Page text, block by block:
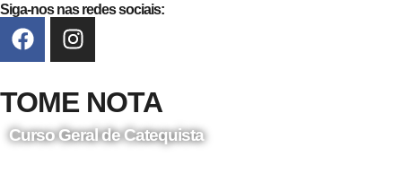
Siga-nos nas redes sociais:
TOME NOTA
Curso Geral de Catequista